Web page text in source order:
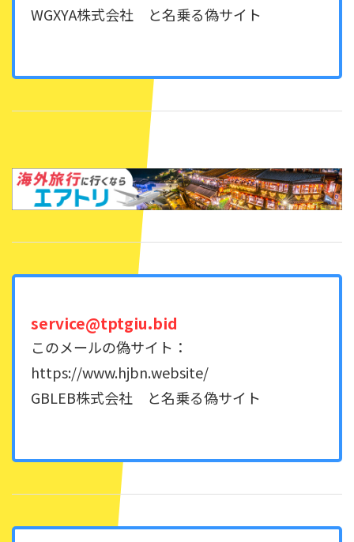
WGXYA株式会社 と名乗る偽サイト
service@tptgiu.bid
このメールの偽サイト：
https://www.hjbn.website/
GBLEB株式会社 と名乗る偽サイト